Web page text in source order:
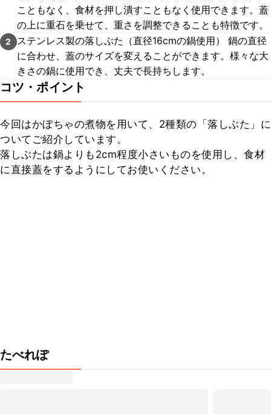
こともなく、食材を押し潰すこともなく使用できます。蓋
の上に重石を乗せて、重さを調整できることも特徴です。
2
ステンレス製の落しぶた（直径16cmの鍋使用） 鍋の直径
に合わせ、蓋のサイズを変えることができます。様々な大
きさの鍋に使用でき、丈夫で長持ちします。
コツ・ポイント
今回はかぼちゃの煮物を用いて、2種類の「落しぶた」に
ついてご紹介しています。
落しぶたは鍋よりも2cm程度小さいものを使用し、食材
に直接蓋をするようにしてお使いください。
たべれぽ